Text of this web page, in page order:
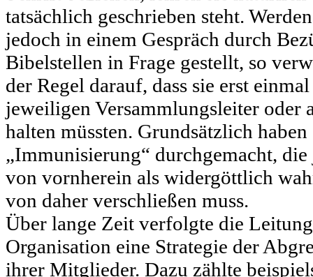
tatsächlich geschrieben steht.
jedoch in einem Gespräch durch
Bibelstellen in Frage gestellt, so
der Regel darauf, dass sie erst
jeweiligen Versammlungsleiter oder
halten müssten. Grundsätzlich
„Immunisierung“ durchgemacht,
von vornherein als widergöttlich
von daher verschließen muss.
Über lange Zeit verfolgte die
Organisation eine Strategie der
ihrer Mitglieder. Dazu zählte